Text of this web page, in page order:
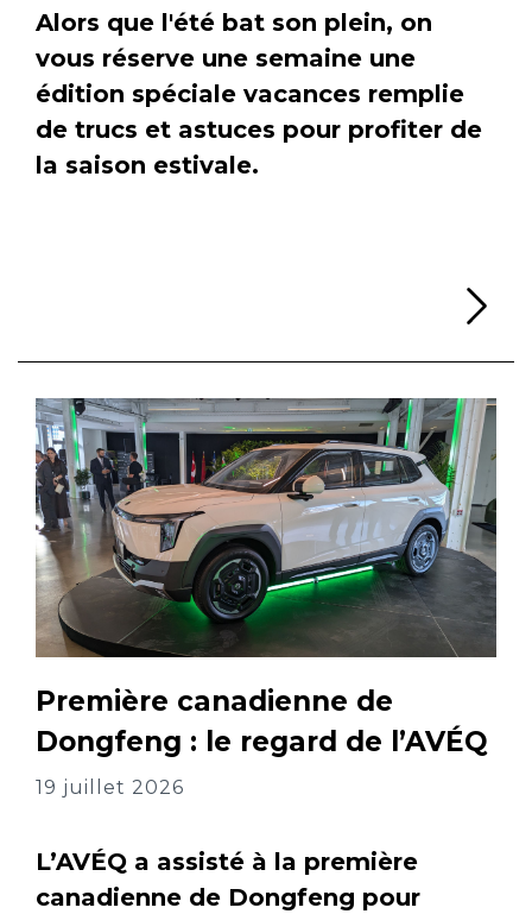
Alors que l'été bat son plein, on
vous réserve une semaine une
édition spéciale vacances remplie
de trucs et astuces pour profiter de
la saison estivale.
Première canadienne de
Dongfeng : le regard de l’AVÉQ
19 juillet 2026
L’AVÉQ a assisté à la première
canadienne de Dongfeng pour